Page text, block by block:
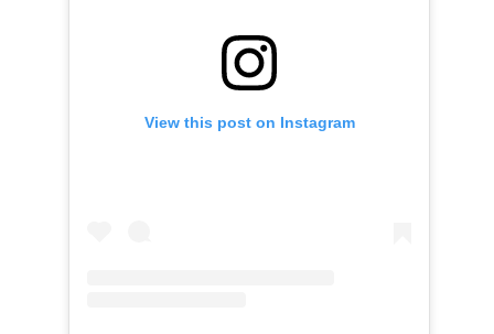
View this post on Instagram